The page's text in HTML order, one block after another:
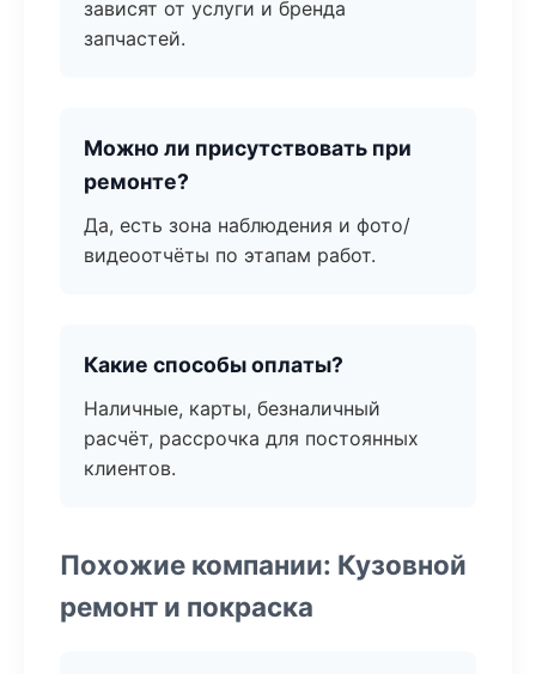
зависят от услуги и бренда
запчастей.
Можно ли присутствовать при
ремонте?
Да, есть зона наблюдения и фото/
видеоотчёты по этапам работ.
Какие способы оплаты?
Наличные, карты, безналичный
расчёт, рассрочка для постоянных
клиентов.
Похожие компании: Кузовной
ремонт и покраска